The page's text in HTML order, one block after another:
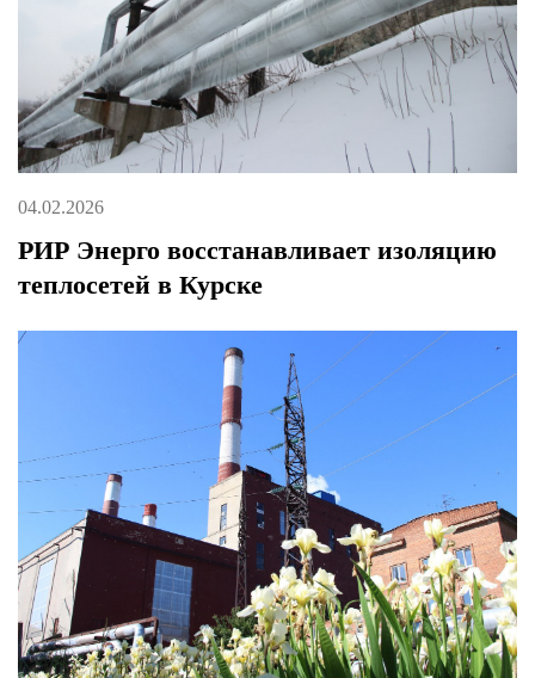
04.02.2026
РИР Энерго восстанавливает изоляцию
теплосетей в Курске